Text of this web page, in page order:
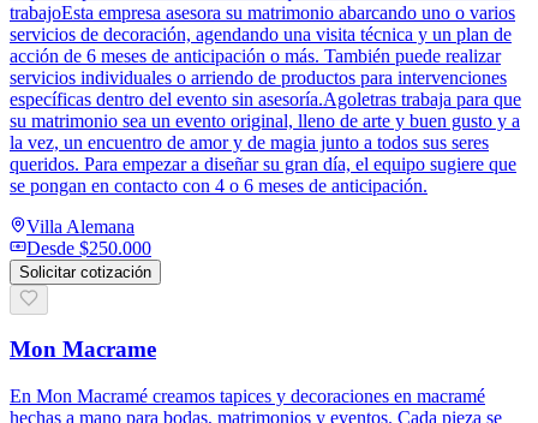
trabajoEsta empresa asesora su matrimonio abarcando uno o varios
servicios de decoración, agendando una visita técnica y un plan de
acción de 6 meses de anticipación o más. También puede realizar
servicios individuales o arriendo de productos para intervenciones
específicas dentro del evento sin asesoría.Agoletras trabaja para que
su matrimonio sea un evento original, lleno de arte y buen gusto y a
la vez, un encuentro de amor y de magia junto a todos sus seres
queridos. Para empezar a diseñar su gran día, el equipo sugiere que
se pongan en contacto con 4 o 6 meses de anticipación.
Villa Alemana
Desde $250.000
Solicitar cotización
Mon Macrame
En Mon Macramé creamos tapices y decoraciones en macramé
hechas a mano para bodas, matrimonios y eventos. Cada pieza se